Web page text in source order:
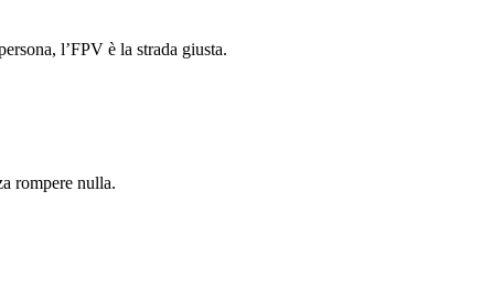
l’FPV è la strada giusta.
rompere nulla.